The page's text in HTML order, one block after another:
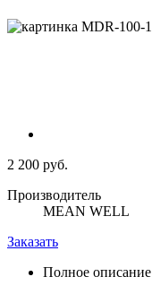
2 200 руб.
Производитель
MEAN WELL
Заказать
Полное описание